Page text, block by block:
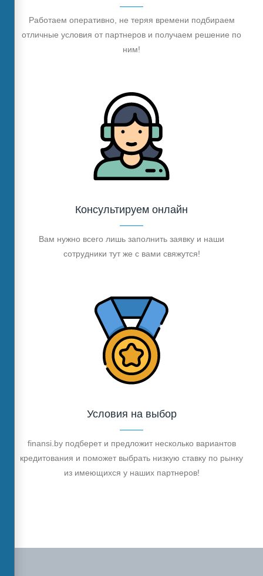
Работаем оперативно, не теряя времени подбираем
отличные условия от партнеров и получаем решение по
ним!
Консультируем онлайн
Вам нужно всего лишь заполнить заявку и наши
сотрудники тут же с вами свяжутся!
Условия на выбор
finansi.by подберет и предложит несколько вариантов
кредитования и поможет выбрать низкую ставку по рынку
из имеющихся у наших партнеров!